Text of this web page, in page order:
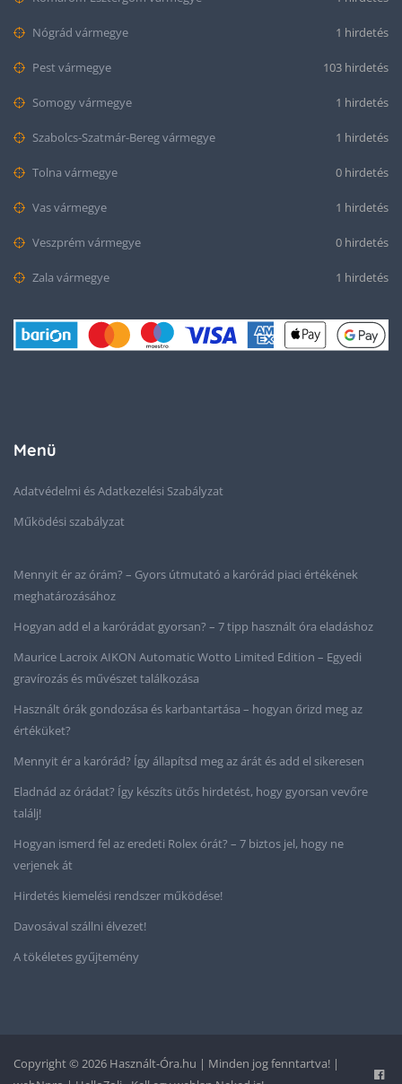
Nógrád vármegye 1 hirdetés
Pest vármegye 103 hirdetés
Somogy vármegye 1 hirdetés
Szabolcs-Szatmár-Bereg vármegye 1 hirdetés
Tolna vármegye 0 hirdetés
Vas vármegye 1 hirdetés
Veszprém vármegye 0 hirdetés
Zala vármegye 1 hirdetés
Menü
Adatvédelmi és Adatkezelési Szabályzat
Működési szabályzat
Mennyit ér az órám? – Gyors útmutató a karórád piaci értékének
meghatározásához
Hogyan add el a karórádat gyorsan? – 7 tipp használt óra eladáshoz
Maurice Lacroix AIKON Automatic Wotto Limited Edition – Egyedi
gravírozás és művészet találkozása
Használt órák gondozása és karbantartása – hogyan őrizd meg az
értéküket?
Mennyit ér a karórád? Így állapítsd meg az árát és add el sikeresen
Eladnád az órádat? Így készíts ütős hirdetést, hogy gyorsan vevőre
találj!
Hogyan ismerd fel az eredeti Rolex órát? – 7 biztos jel, hogy ne
verjenek át
Hirdetés kiemelési rendszer működése!
Davosával szállni élvezet!
A tökéletes gyűjtemény
Copyright © 2026 Használt-Óra.hu | Minden jog fenntartva! |